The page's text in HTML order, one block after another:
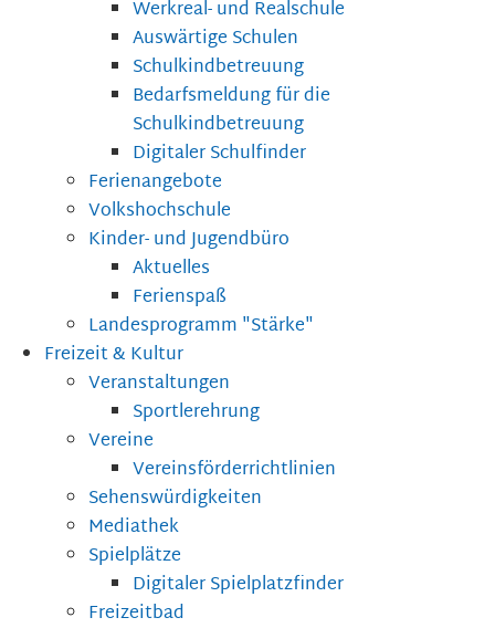
Werkreal- und Realschule
Auswärtige Schulen
Schulkindbetreuung
Bedarfsmeldung für die
Schulkindbetreuung
Digitaler Schulfinder
Ferienangebote
Volkshochschule
Kinder- und Jugendbüro
Aktuelles
Ferienspaß
Landesprogramm "Stärke"
Freizeit & Kultur
Veranstaltungen
Sportlerehrung
Vereine
Vereinsförderrichtlinien
Sehenswürdigkeiten
Mediathek
Spielplätze
Digitaler Spielplatzfinder
Freizeitbad